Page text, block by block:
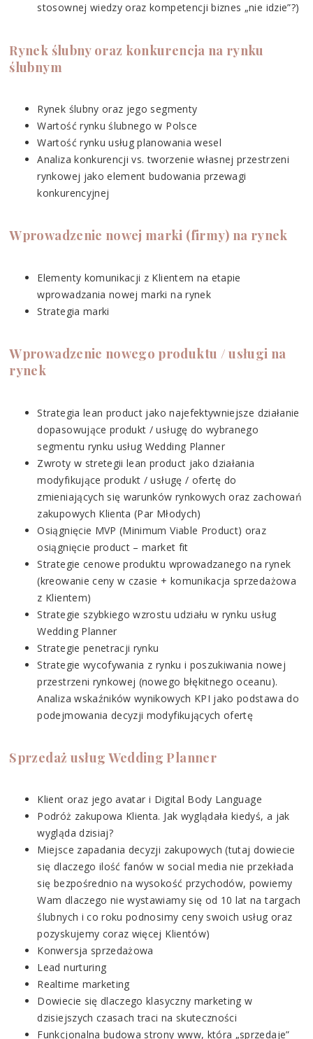
stosownej wiedzy oraz kompetencji biznes „nie idzie”?)
Rynek ślubny oraz konkurencja na rynku
ślubnym
Rynek ślubny oraz jego segmenty
Wartość rynku ślubnego w Polsce
Wartość rynku usług planowania wesel
Analiza konkurencji vs. tworzenie własnej przestrzeni
rynkowej jako element budowania przewagi
konkurencyjnej
Wprowadzenie nowej marki (firmy) na rynek
Elementy komunikacji z Klientem na etapie
wprowadzania nowej marki na rynek
Strategia marki
Wprowadzenie nowego produktu / usługi na
rynek
Strategia lean product jako najefektywniejsze działanie
dopasowujące produkt / usługę do wybranego
segmentu rynku usług Wedding Planner
Zwroty w stretegii lean product jako działania
modyfikujące produkt / usługę / ofertę do
zmieniających się warunków rynkowych oraz zachowań
zakupowych Klienta (Par Młodych)
Osiągnięcie MVP (Minimum Viable Product) oraz
osiągnięcie product – market fit
Strategie cenowe produktu wprowadzanego na rynek
(kreowanie ceny w czasie + komunikacja sprzedażowa
z Klientem)
Strategie szybkiego wzrostu udziału w rynku usług
Wedding Planner
Strategie penetracji rynku
Strategie wycofywania z rynku i poszukiwania nowej
przestrzeni rynkowej (nowego błękitnego oceanu).
Analiza wskaźników wynikowych KPI jako podstawa do
podejmowania decyzji modyfikujących ofertę
Sprzedaż usług Wedding Planner
Klient oraz jego avatar i Digital Body Language
Podróż zakupowa Klienta. Jak wyglądała kiedyś, a jak
wygląda dzisiaj?
Miejsce zapadania decyzji zakupowych (tutaj dowiecie
się dlaczego ilość fanów w social media nie przekłada
się bezpośrednio na wysokość przychodów, powiemy
Wam dlaczego nie wystawiamy się od 10 lat na targach
ślubnych i co roku podnosimy ceny swoich usług oraz
pozyskujemy coraz więcej Klientów)
Konwersja sprzedażowa
Lead nurturing
Realtime marketing
Dowiecie się dlaczego klasyczny marketing w
dzisiejszych czasach traci na skuteczności
Funkcjonalna budowa strony www, która „sprzedaje”